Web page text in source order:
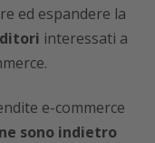
ed espandere la
interessati a
e-commerce
sono indietro